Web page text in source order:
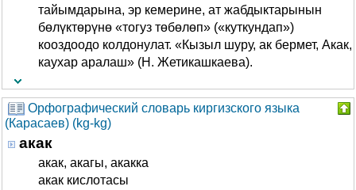
тайымдарына, эр кемерине, ат жабдыктарынын
бөлүктөрүнө «тогуз төбөлөп» («куткундап»)
кооздоодо колдонулат. «Кызыл шуру, ак бермет, Акак,
каухар аралаш» (Н. Жетикашкаева).
Орфографический словарь киргизского языка
(Карасаев) (kg-kg)
акак
акак, акагы, акакка
акак кислотасы